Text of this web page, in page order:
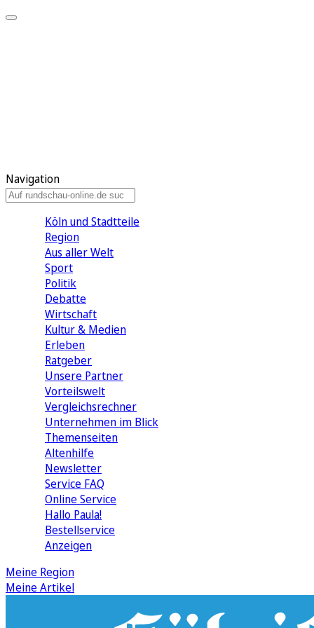
Navigation
Köln und Stadtteile
Region
Aus aller Welt
Sport
Politik
Debatte
Wirtschaft
Kultur & Medien
Erleben
Ratgeber
Unsere Partner
Vorteilswelt
Vergleichsrechner
Unternehmen im Blick
Themenseiten
Altenhilfe
Newsletter
Service FAQ
Online Service
Hallo Paula!
Bestellservice
Anzeigen
Meine Region
Meine Artikel